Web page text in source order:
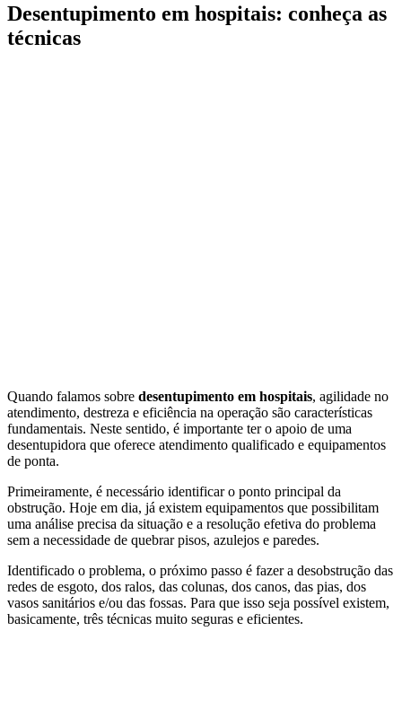
Desentupimento em hospitais: conheça as
técnicas
Quando falamos sobre desentupimento em hospitais, agilidade no
atendimento, destreza e eficiência na operação são características
fundamentais. Neste sentido, é importante ter o apoio de uma
desentupidora que oferece atendimento qualificado e equipamentos
de ponta.
Primeiramente, é necessário identificar o ponto principal da
obstrução. Hoje em dia, já existem equipamentos que possibilitam
uma análise precisa da situação e a resolução efetiva do problema
sem a necessidade de quebrar pisos, azulejos e paredes.
Identificado o problema, o próximo passo é fazer a desobstrução das
redes de esgoto, dos ralos, das colunas, dos canos, das pias, dos
vasos sanitários e/ou das fossas. Para que isso seja possível existem,
basicamente, três técnicas muito seguras e eficientes.